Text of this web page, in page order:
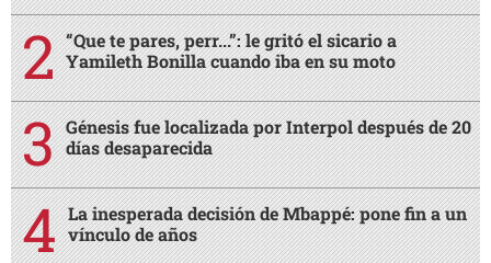
“Que te pares, perr...”: le gritó el sicario a
Yamileth Bonilla cuando iba en su moto
Génesis fue localizada por Interpol después de 20
días desaparecida
La inesperada decisión de Mbappé: pone fin a un
vínculo de años